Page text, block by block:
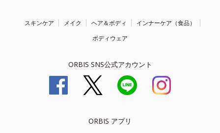
スキンケア メイク ヘア＆ボディ
インナーケア（食品）
ボディウェア
ORBIS SNS公式アカウント
ORBIS アプリ